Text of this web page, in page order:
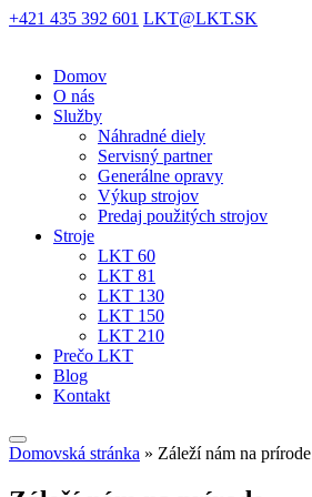
+421 435 392 601 LKT@LKT.SK
Domov
O nás
Služby
Náhradné diely
Servisný partner
Generálne opravy
Výkup strojov
Predaj použitých strojov
Stroje
LKT 60
LKT 81
LKT 130
LKT 150
LKT 210
Prečo LKT
Blog
Kontakt
Domovská stránka » Záleží nám na prírode